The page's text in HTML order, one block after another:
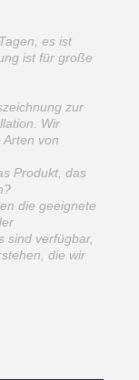
es ist
ist für große
zur
Wir
von
Produkt, das
die geeignete
sind verfügbar,
die wir